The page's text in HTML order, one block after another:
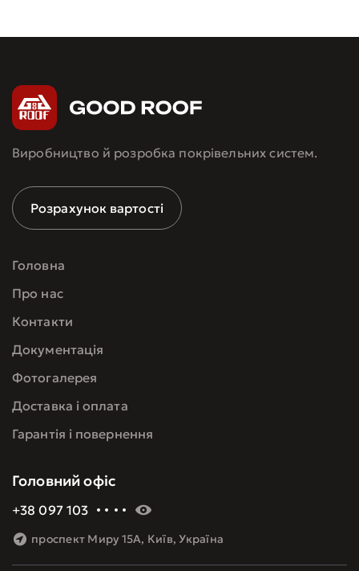
Виробництво й розробка покрівельних систем.
Розрахунок вартості
Головна
Про нас
Контакти
Документація
Фотогалерея
Доставка і оплата
Гарантія і повернення
Головний офіс
+38 097 103 60 09
проспект Миру 15А, Київ, Україна